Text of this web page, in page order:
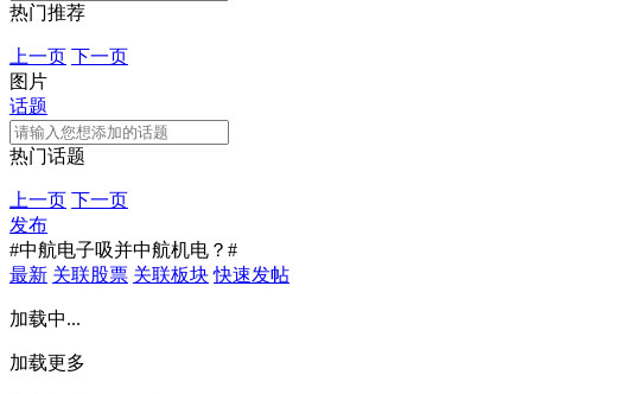
热门推荐
上一页 下一页
图片
话题
热门话题
上一页 下一页
发布
#中航电子吸并中航机电？#
最新 关联股票 关联板块 快速发帖
加载中...
加载更多